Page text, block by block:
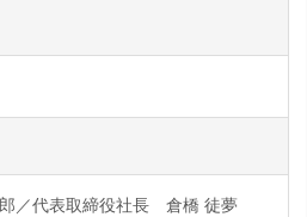
／代表取締役社長 倉橋 徒夢